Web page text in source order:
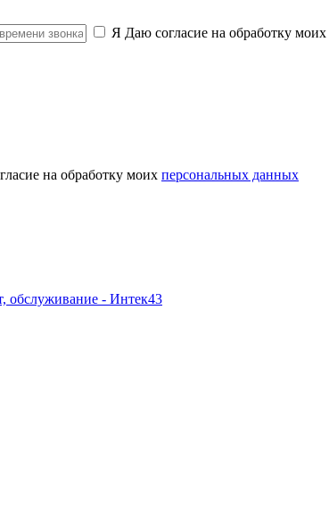
Я Даю согласие на обработку моих
на обработку моих персональных данных